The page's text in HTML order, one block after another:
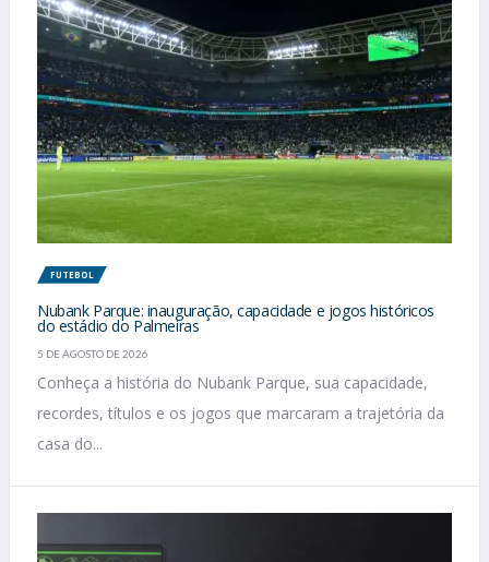
FUTEBOL
Nubank Parque: inauguração, capacidade e jogos históricos
do estádio do Palmeiras
5 DE AGOSTO DE 2026
Conheça a história do Nubank Parque, sua capacidade,
recordes, títulos e os jogos que marcaram a trajetória da
casa do...